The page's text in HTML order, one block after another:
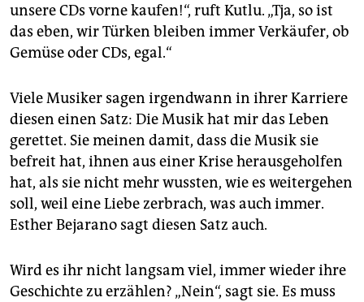
unsere CDs vorne kaufen!“, ruft Kutlu. „Tja, so ist
das eben, wir Türken bleiben immer Verkäufer, ob
Gemüse oder CDs, egal.“
Viele Musiker sagen irgendwann in ihrer Karriere
diesen einen Satz: Die Musik hat mir das Leben
gerettet. Sie meinen damit, dass die Musik sie
befreit hat, ihnen aus einer Krise herausgeholfen
hat, als sie nicht mehr wussten, wie es weitergehen
soll, weil eine Liebe zerbrach, was auch immer.
Esther Bejarano sagt diesen Satz auch.
Wird es ihr nicht langsam viel, immer wieder ihre
Geschichte zu erzählen? „Nein“, sagt sie. Es muss